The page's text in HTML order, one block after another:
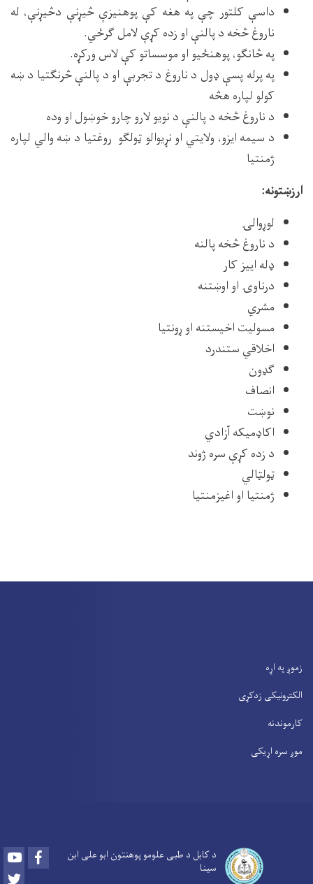
داسې کلتور چې په هغه کې پوهنیزې څیړنې دڅیړنې، له
ناروغ څخه د پالنې او زده کړې لامل ګرځي.
په څانګو، پوهنځیو او موسساتو کې لاس ورکړه.
په پرله پسې ډول د ناروغ د تجربې او د پالنې څرنګتیا د ښه
کولو لپاره هڅه
د ناروغ څخه د پالنې د نویو لارو چارو خوښول او وده
د سیمه ایزو، ولایتي او نړیوالو ټولګو روغتیا د ښه والي لپاره
ژمنتیا
ارزښتونه:
لوړوالۍ
د ناروغ څخه پالنه
ډله اییز کار
درناوۍ او اوښتنه
مشري
مسولیت اخیستنه او ړونتیا
اخلاقي ستندرد
ګډون
انصاف
نوښت
اکاډمیکه آزادي
د زده کړې سره ژوند
ټولټالي
ژمنتیا او اغیزمنتیا
زموږ په اړه
الکترونیکی زدکړی
کارموندنه
موږ سره اړیکی
د کابل د طبی علومو پوهنتون ابو علی ابن
سینا
Youtube Facebook